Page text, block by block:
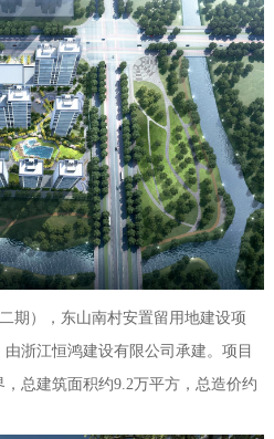
期），东山南村安置留用地建设项
浙江恒鸿建设有限公司承建。项目
总建筑面积约9.2万平方，总造价约